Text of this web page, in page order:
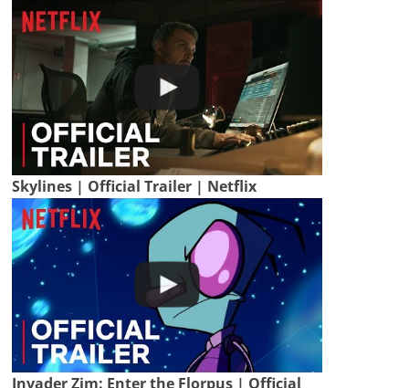
Skylines | Official Trailer | Netflix
Invader Zim: Enter the Florpus | Official